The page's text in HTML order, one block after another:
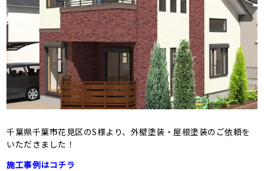
千葉県千葉市花見区のS様より、外壁塗装・屋根塗装のご依頼を
いただきました！
施工事例はコチラ